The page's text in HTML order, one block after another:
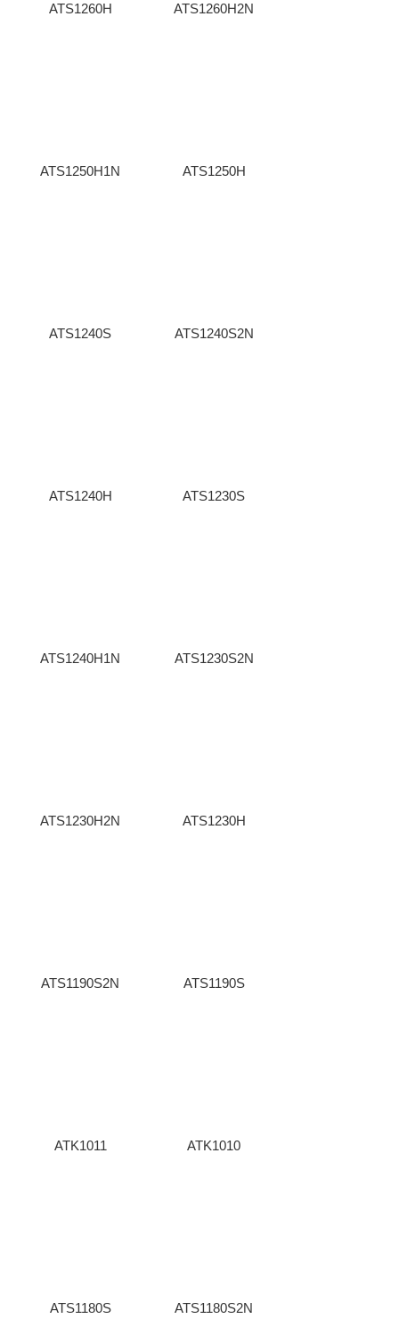
ATS1260H ATS1260H2N
ATS1250H1N ATS1250H
ATS1240S ATS1240S2N
ATS1240H ATS1230S
ATS1240H1N ATS1230S2N
ATS1230H2N ATS1230H
ATS1190S2N ATS1190S
ATK1011 ATK1010
ATS1180S ATS1180S2N